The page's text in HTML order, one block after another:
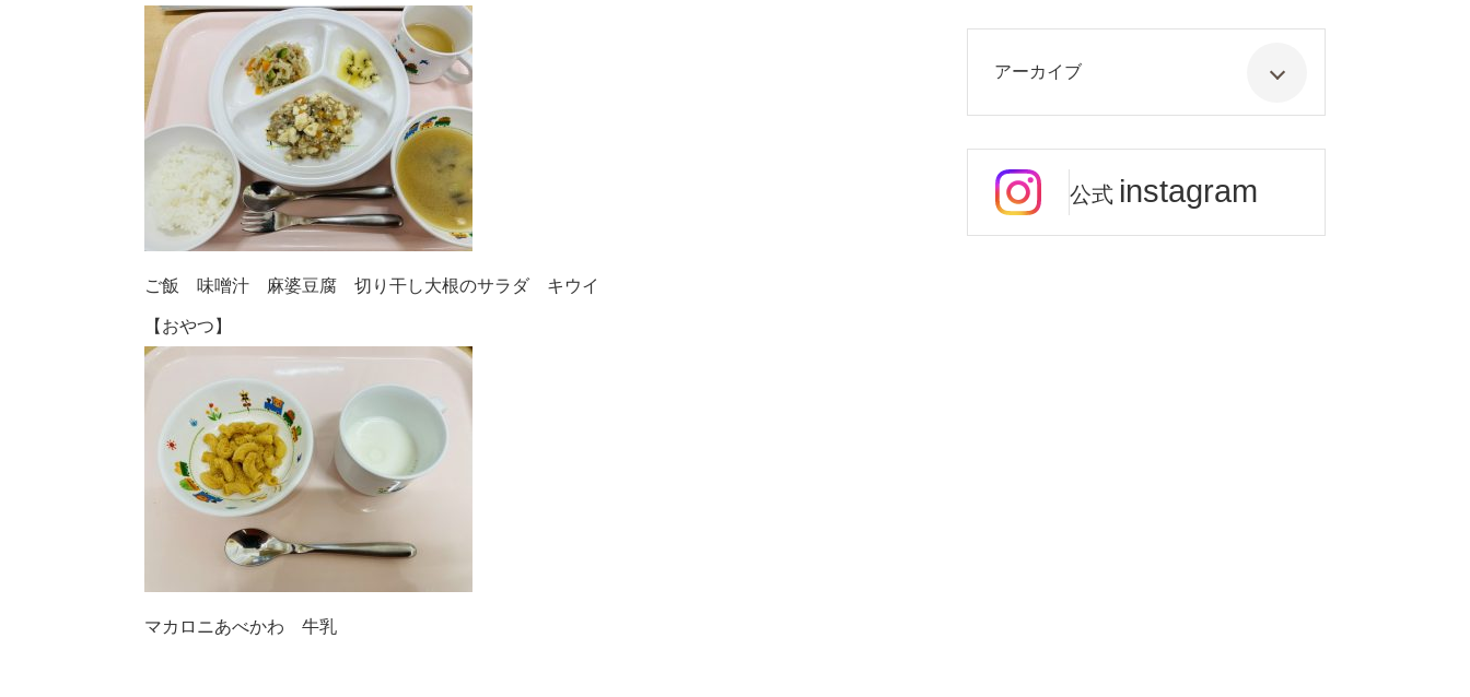
ご飯 味噌汁 麻婆豆腐 切り干し大根のサラダ キウイ
【おやつ】
マカロニあべかわ 牛乳
アーカイブ
公式 instagram